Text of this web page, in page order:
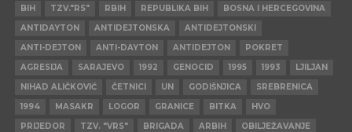
BIH TZV."RS" RBIH REPUBLIKA BIH
BOSNA I HERCEGOVINA
ANTIDAYTON
ANTIDEJTONSKA
ANTIDEJTONSKI
ANTI-DEJTON
ANTI-DAYTON ANTIDEJTON
POKRET
AGRESIJA
SARAJEVO 1992 GENOCID 1995 1993
LJILJAN
NIHAD ALIČKOVIĆ
ČETNICI UN GODIŠNJICA
SREBRENICA
1994
MASAKR LOGOR GRANICE BITKA
HVO
PRIJEDOR
TZV. "VRS" BRIGADA ARBIH
OBILJEŽAVANJE